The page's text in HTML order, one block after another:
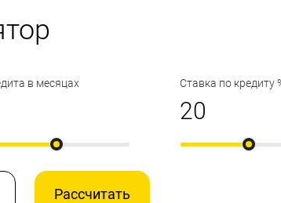
в месяцах Ставка по кредиту
Рассчитать